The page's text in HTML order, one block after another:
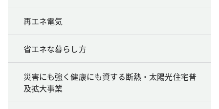
再エネ電気
省エネな暮らし方
災害にも強く健康にも資する断熱・太陽光住宅普
及拡大事業